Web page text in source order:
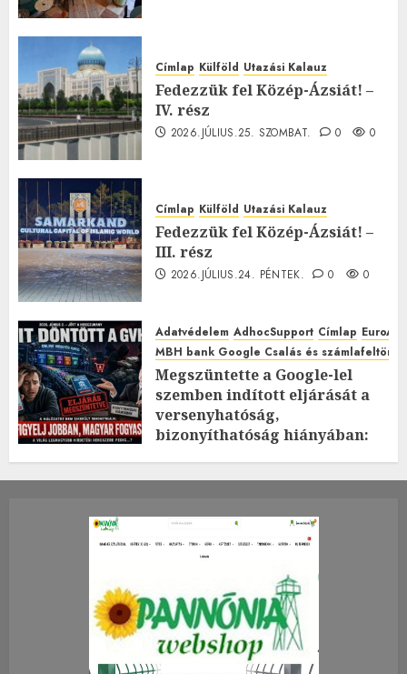
Címlap Külföld Utazási Kalauz
Fedezzük fel Közép-Ázsiát! –
IV. rész
2026.JÚLIUS.25. SZOMBAT. 0 0
Címlap Külföld Utazási Kalauz
Fedezzük fel Közép-Ázsiát! –
III. rész
2026.JÚLIUS.24. PÉNTEK. 0 0
Adatvédelem AdhocSupport Címlap
MBH bank Google Csalás és
Megszüntette a Google-lel
szemben indított eljárását a
versenyhatóság,
bizonyíthatóság hiányában:
2026.JÚLIUS.23. CSÜTÖRTÖK.
0